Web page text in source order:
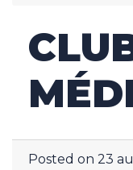
Posted on 23